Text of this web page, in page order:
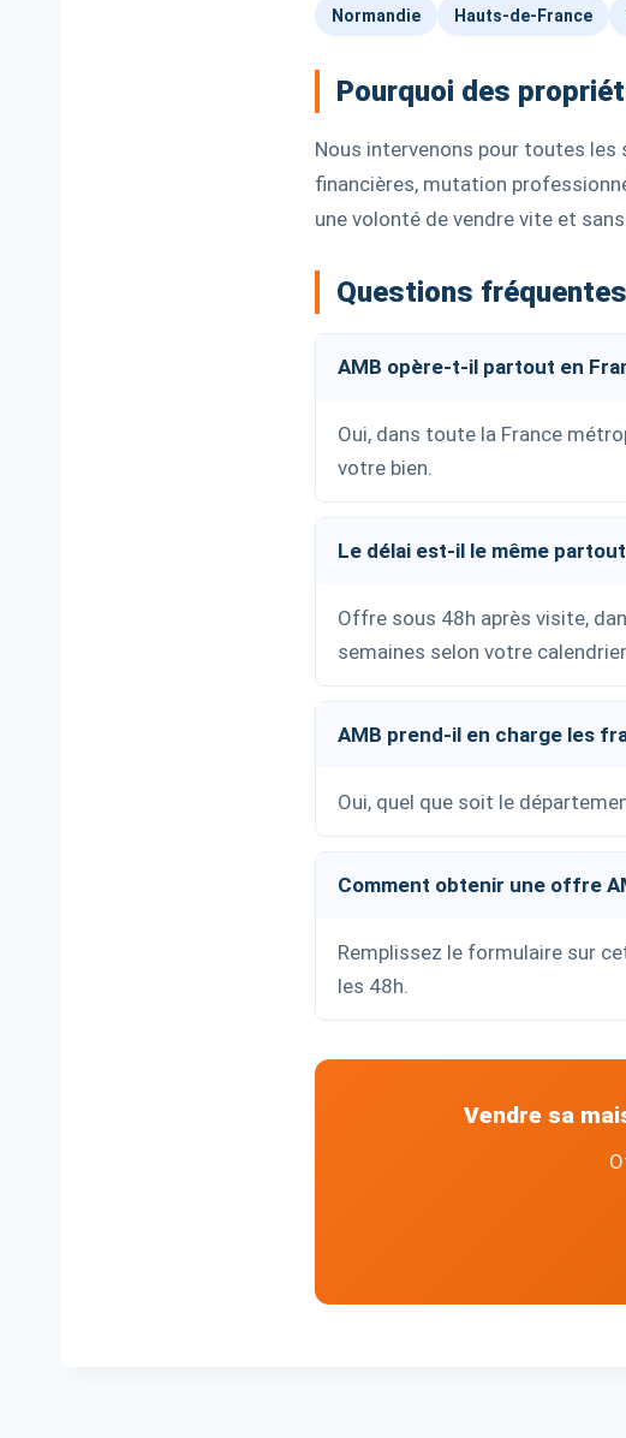
Normandie Hauts-de-France
Pourquoi des
Nous intervenons pour toutes les
financières, mutation
une volonté de vendre vite et
Questions fréquentes
AMB opère-t-il partout en
Oui, dans toute la France
votre bien.
Le délai est-il le même
Offre sous 48h après visite,
semaines selon votre
AMB prend-il en charge les
Oui, quel que soit le
Comment obtenir une offre
Remplissez le formulaire sur
les 48h.
Vendre sa